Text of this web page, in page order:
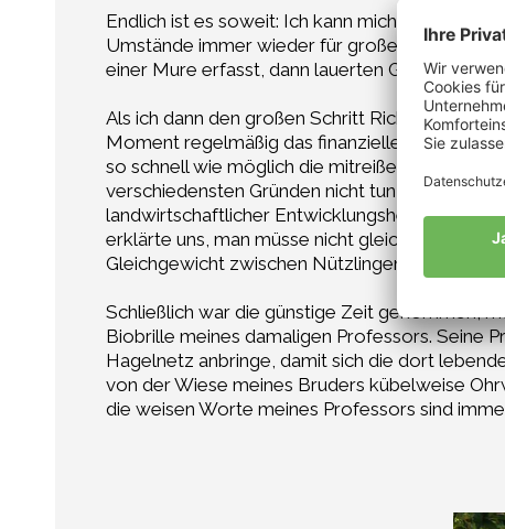
Endlich ist es soweit: Ich kann mich Biobauer
Umstände immer wieder für große
einer Mure erfasst, dann lauerten Gefahren
Als ich dann den großen Schritt Richtung Bio
Moment regelmäßig das finanzielle
so schnell wie möglich die mitreißenden
verschiedensten Gründen nicht tun konnten.
landwirtschaftlicher Entwicklungshelfer in
erklärte uns, man müsse nicht gleich nervös
Gleichgewicht zwischen Nützlingen und
Schließlich war die günstige Zeit gekommen,
Biobrille meines damaligen Professors. Seine
Hagelnetz anbringe, damit sich die dort
von der Wiese meines Bruders kübelweise
die weisen Worte meines Professors sind